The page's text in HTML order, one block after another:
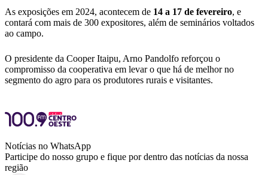
As exposições em 2024, acontecem de 14 a 17 de fevereiro, e
contará com mais de 300 expositores, além de seminários voltados
ao campo.
O presidente da Cooper Itaipu, Arno Pandolfo reforçou o
compromisso da cooperativa em levar o que há de melhor no
segmento do agro para os produtores rurais e visitantes.
Notícias no WhatsApp
Participe do nosso grupo e fique por dentro das notícias da nossa
região